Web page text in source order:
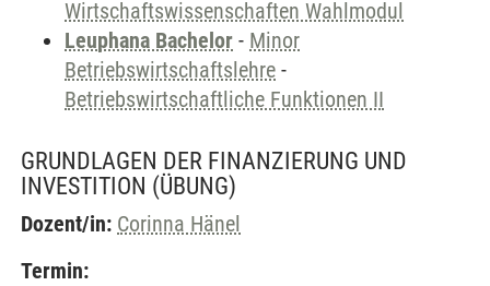
Wirtschaftswissenschaften Wahlmodul
Leuphana Bachelor - Minor
Betriebswirtschaftslehre -
Betriebswirtschaftliche Funktionen II
GRUNDLAGEN DER FINANZIERUNG UND
INVESTITION (ÜBUNG)
Dozent/in: Corinna Hänel
Termin: